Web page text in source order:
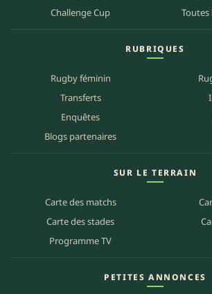
Challenge Cup
RUBRIQUES
Rugby féminin
Transferts
Enquêtes
Blogs partenaires
SUR LE TERRAIN
Carte des matchs
Carte des stades
Programme TV
PETITES ANNONCES